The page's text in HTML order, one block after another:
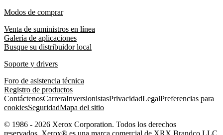
Modos de comprar
Venta de suministros en línea
Galería de aplicaciones
Busque su distribuidor local
Soporte y drivers
Foro de asistencia técnica
Registro de productos
ContáctenosCarreraInversionistasPrivacidadLegalPreferencias para
cookiesSeguridadMapa del sitio
© 1986 - 2026 Xerox Corporation. Todos los derechos
reservados. Xerox® es una marca comercial de XRX Brandco LLC